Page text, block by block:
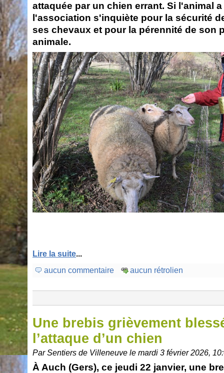
attaquée par un chien errant. Si l'animal
l'association s'inquiète pour la sécurité
ses chevaux et pour la pérennité de son
animale.
Lire la suite...
aucun commentaire
aucun rétrolien
Une brebis grièvement
l’attaque d’un chien
Par Sentiers de Villeneuve le mardi 3 février 2026,
À Auch (Gers), ce jeudi 22 janvier, une